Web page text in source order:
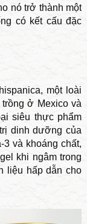
nó trở thành một
có kết cấu đặc
một loài
ở Mexico và
siêu thực phẩm
dinh dưỡng của
3 và khoáng chất,
khi ngâm trong
liệu hấp dẫn cho